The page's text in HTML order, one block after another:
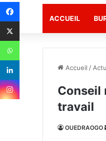
ACCUEIL
Accueil /
Conseil
travail
OUEDRAOGO